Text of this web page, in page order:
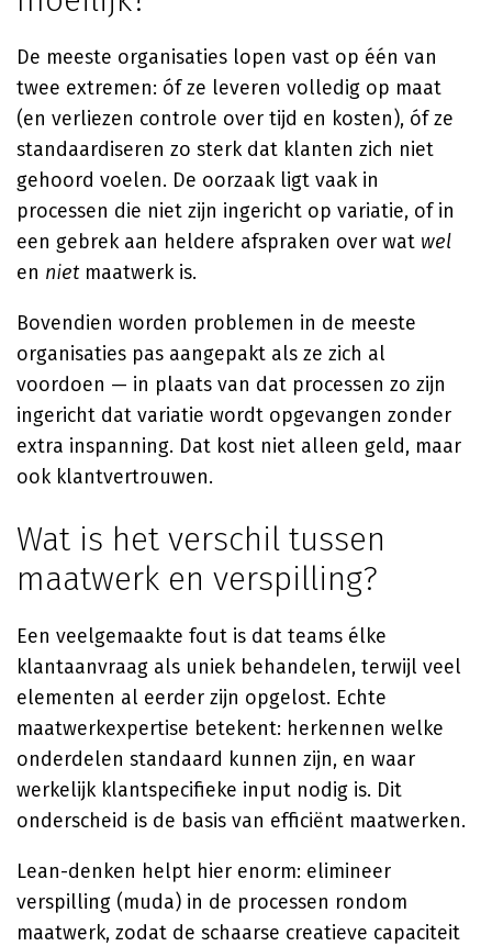
De meeste organisaties lopen vast op één van
twee extremen: óf ze leveren volledig op maat
(en verliezen controle over tijd en kosten), óf ze
standaardiseren zo sterk dat klanten zich niet
gehoord voelen. De oorzaak ligt vaak in
processen die niet zijn ingericht op variatie, of in
een gebrek aan heldere afspraken over wat wel
en nietmaatwerk is.
Bovendien worden problemen in de meeste
organisaties pas aangepakt als ze zich al
voordoen — in plaats van dat processen zo zijn
ingericht dat variatie wordt opgevangen zonder
extra inspanning. Dat kost niet alleen geld, maar
ook klantvertrouwen.
Wat is het verschil tussen
maatwerk en verspilling?
Een veelgemaakte fout is dat teams élke
klantaanvraag als uniek behandelen, terwijl veel
elementen al eerder zijn opgelost. Echte
maatwerkexpertise betekent: herkennen welke
onderdelen standaard kunnen zijn, en waar
werkelijk klantspecifieke input nodig is. Dit
onderscheid is de basis van efficiënt maatwerken.
Lean-denken helpt hier enorm: elimineer
verspilling (muda) in de processen rondom
maatwerk, zodat de schaarse creatieve capaciteit